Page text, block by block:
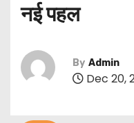
नई पहल
By Admin
Dec 20,